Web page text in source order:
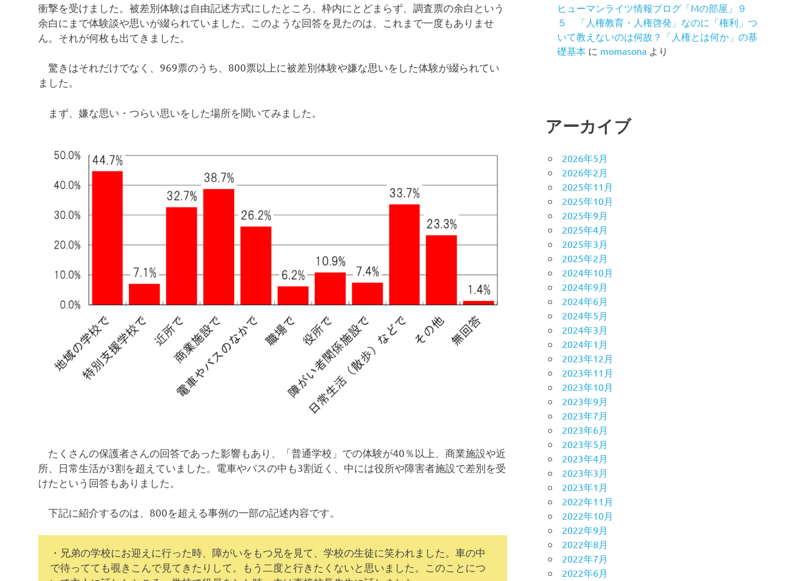
衝撃を受けました。被差別体験は自由記述方式にしたところ、枠内にとどまらず、調査票の余白という
余白にまで体験談や思いが綴られていました。このような回答を見たのは、これまで一度もありませ
ん。それが何枚も出てきました。
驚きはそれだけでなく、969票のうち、800票以上に被差別体験や嫌な思いをした体験が綴られてい
ました。
まず、嫌な思い・つらい思いをした場所を聞いてみました。
たくさんの保護者さんの回答であった影響もあり、「普通学校」での体験が40％以上、商業施設や近
所、日常生活が3割を超えていました。電車やバスの中も3割近く、中には役所や障害者施設で差別を受
けたという回答もありました。
下記に紹介するのは、800を超える事例の一部の記述内容です。
・兄弟の学校にお迎えに行った時、障がいをもつ兄を見て、学校の生徒に笑われました。車の中
で待ってても覗きこんで見てきたりして。もう二度と行きたくないと思いました。このことにつ
ヒューマンライツ情報ブログ「Mの部屋」９
５ 「人権教育・人権啓発」なのに「権利」つ
いて教えないのは何故？「人権とは何か」の基
礎基本 に momasona より
アーカイブ
2026年5月
2026年2月
2025年11月
2025年10月
2025年9月
2025年4月
2025年3月
2025年2月
2024年10月
2024年9月
2024年6月
2024年5月
2024年3月
2024年1月
2023年12月
2023年11月
2023年10月
2023年9月
2023年7月
2023年6月
2023年5月
2023年4月
2023年3月
2023年1月
2022年11月
2022年10月
2022年9月
2022年8月
2022年7月
2022年6月